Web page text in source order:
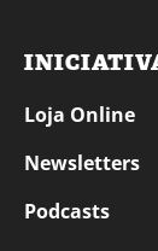
Loja Online
Newsletters
Podcasts